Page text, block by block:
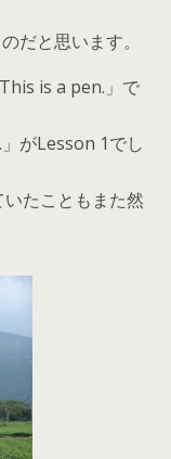
だと思います。
is a pen.」で
がLesson 1でし
たこともまた然